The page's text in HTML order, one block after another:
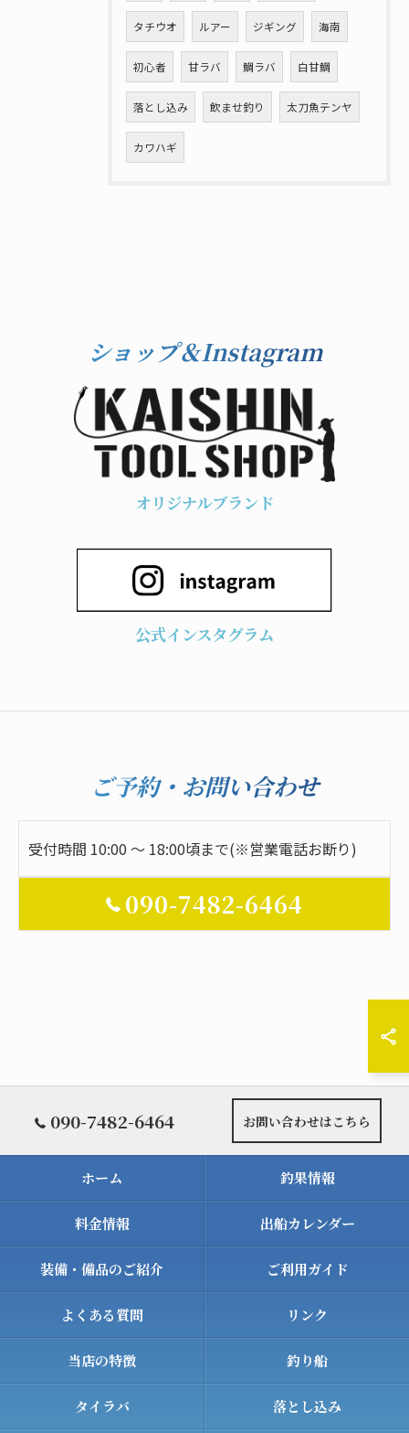
タチウオ ルアー ジギング 海南
初心者 甘ラバ 鯛ラバ 白甘鯛
落とし込み 飲ませ釣り 太刀魚テンヤ
カワハギ
ショップ＆Instagram
オリジナルブランド
公式インスタグラム
ご予約・お問い合わせ
受付時間 10:00 ～ 18:00頃まで(※営業電話お断り)
090-7482-6464
090-7482-6464 お問い合わせはこちら
ホーム 釣果情報
料金情報 出船カレンダー
装備・備品のご紹介 ご利用ガイド
よくある質問 リンク
当店の特徴 釣り船
タイラバ 落とし込み